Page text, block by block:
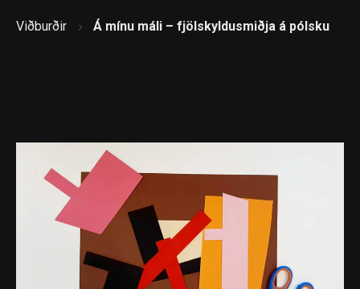
Viðburðir Á mínu máli – fjölskyldusmiðja á pólsku